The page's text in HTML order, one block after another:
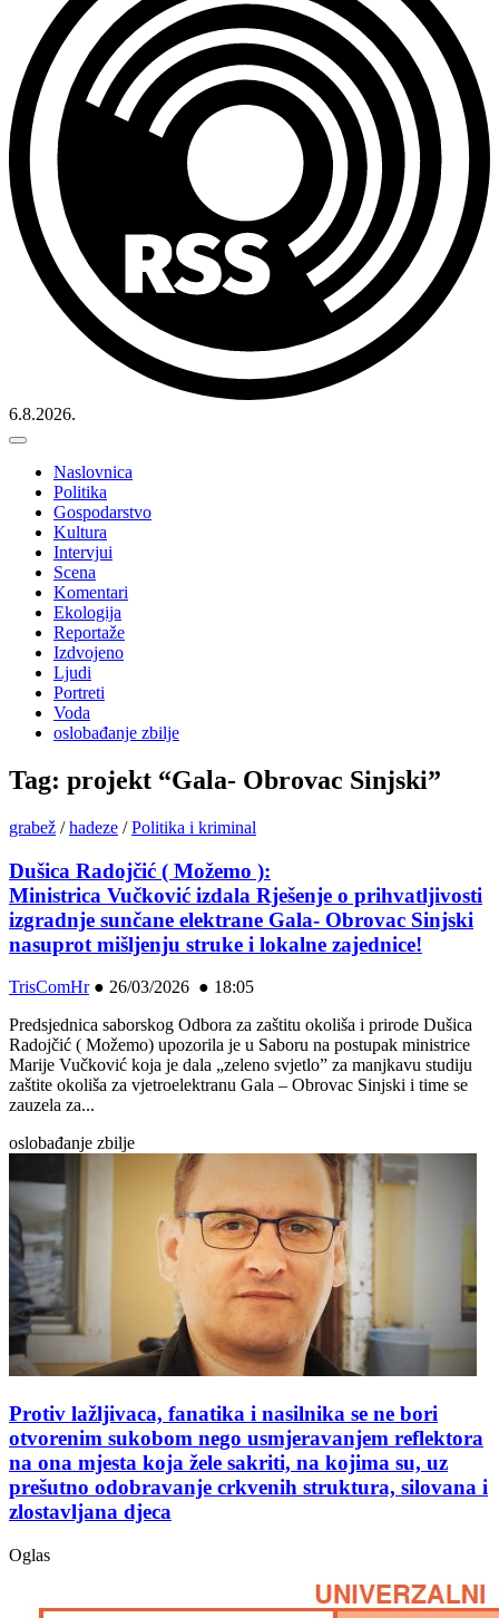
6.8.2026.
Naslovnica
Politika
Gospodarstvo
Kultura
Intervjui
Scena
Komentari
Ekologija
Reportaže
Izdvojeno
Ljudi
Portreti
Voda
oslobađanje zbilje
Tag: projekt “Gala- Obrovac Sinjski”
grabež /hadeze /Politika i kriminal
Dušica Radojčić ( Možemo ):
Ministrica Vučković izdala Rješenje o prihvatljivosti
izgradnje sunčane elektrane Gala- Obrovac Sinjski
nasuprot mišljenju struke i lokalne zajednice!
TrisComHr● 26/03/2026 ● 18:05
Predsjednica saborskog Odbora za zaštitu okoliša i prirode Dušica
Radojčić ( Možemo) upozorila je u Saboru na postupak ministrice
Marije Vučković koja je dala „zeleno svjetlo” za manjkavu studiju
zaštite okoliša za vjetroelektranu Gala – Obrovac Sinjski i time se
zauzela za...
oslobađanje zbilje
Protiv lažljivaca, fanatika i nasilnika se ne bori
otvorenim sukobom nego usmjeravanjem reflektora
na ona mjesta koja žele sakriti, na kojima su, uz
prešutno odobravanje crkvenih struktura, silovana i
zlostavljana djeca
Oglas